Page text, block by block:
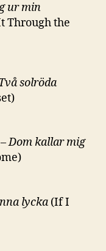
ur min
Through the
solröda
–Dom kallar mig
lycka (If I